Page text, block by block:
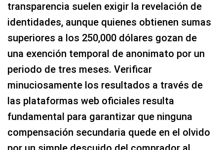
transparencia suelen exigir la revelación de
identidades, aunque quienes obtienen sumas
superiores a los 250,000 dólares gozan de
una exención temporal de anonimato por un
periodo de tres meses. Verificar
minuciosamente los resultados a través de
las plataformas web oficiales resulta
fundamental para garantizar que ninguna
compensación secundaria quede en el olvido